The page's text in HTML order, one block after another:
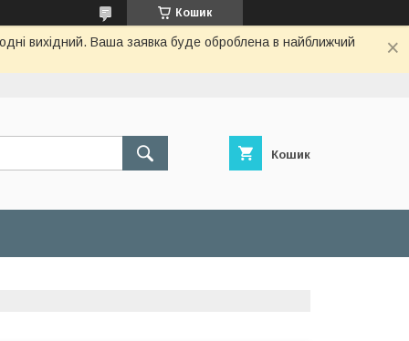
Кошик
вихідний. Ваша заявка буде оброблена в найближчий
Кошик